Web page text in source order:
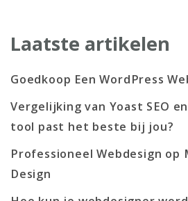
Laatste artikelen
Goedkoop Een WordPress
Vergelijking van Yoast SEO
tool past het beste bij jou?
Professioneel Webdesign op
Design